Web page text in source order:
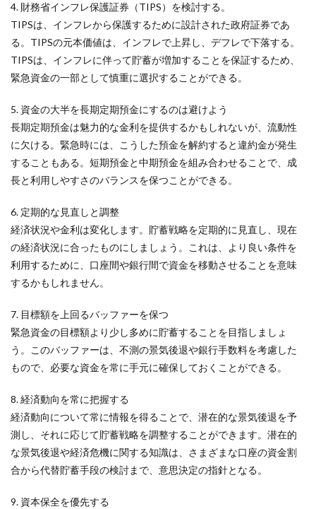
4. 財務省インフレ保護証券（TIPS）を検討する。
TIPSは、インフレから保護するために設計された政府証券であ
る。TIPSの元本価値は、インフレで上昇し、デフレで下落する。
TIPSは、インフレに伴って貯蓄が増加することを保証するため、
緊急資金の一部として慎重に選択することができる。
5. 資金の大半を長期定期預金にするのは避けよう
長期定期預金は魅力的な金利を提供するかもしれないが、流動性
に欠ける。緊急時には、こうした預金を解約すると違約金が発生
することもある。短期預金と中期預金を組み合わせることで、成
長と利用しやすさのバランスを保つことができる。
6. 定期的な見直しと調整
経済状況や金利は変化します。貯蓄戦略を定期的に見直し、現在
の経済状況に合ったものにしましょう。これは、より良い条件を
利用するために、口座間や銀行間で資金を移動させることを意味
するかもしれません。
7. 目標額を上回るバッファーを保つ
緊急資金の目標額より少し多めに貯蓄することを目指しましょ
う。このバッファーは、不測の景気後退や銀行手数料を考慮した
もので、必要な資金を常に手元に確保しておくことができる。
8. 経済動向を常に把握する
経済動向について常に情報を得ることで、潜在的な景気後退を予
測し、それに応じて貯蓄戦略を調整することができます。潜在的
な景気後退や経済危機に関する知識は、さまざまな口座の資金割
合から代替貯蓄手段の検討まで、意思決定の指針となる。
9. 資本保全を優先する